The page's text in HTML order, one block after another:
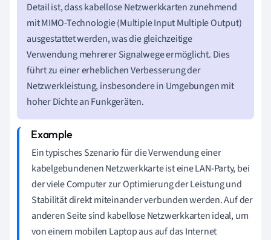
Detail ist, dass kabellose Netzwerkkarten zunehmend
mit MIMO-Technologie (Multiple Input Multiple Output)
ausgestattet werden, was die gleichzeitige
Verwendung mehrerer Signalwege ermöglicht. Dies
führt zu einer erheblichen Verbesserung der
Netzwerkleistung, insbesondere in Umgebungen mit
hoher Dichte an Funkgeräten.
Ein typisches Szenario für die Verwendung einer
kabelgebundenen Netzwerkkarte ist eine LAN-Party, bei
der viele Computer zur Optimierung der Leistung und
Stabilität direkt miteinander verbunden werden. Auf der
anderen Seite sind kabellose Netzwerkkarten ideal, um
von einem mobilen Laptop aus auf das Internet